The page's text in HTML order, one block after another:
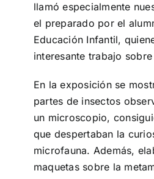
llamó especialmente
el preparado por el
Educación Infantil,
interesante trabajo
En la exposición se
partes de insectos
un microscopio,
que despertaban la
microfauna. Además,
maquetas sobre la